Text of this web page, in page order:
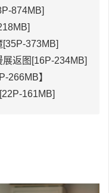
874MB]
373MB]
返图[16P-234MB]
266MB】
161MB]